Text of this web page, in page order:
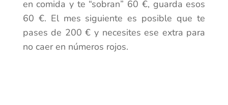
en comida y te “sobran” 60 €, guarda esos
60 €. El mes siguiente es posible que te
pases de 200 € y necesites ese extra para
no caer en números rojos.